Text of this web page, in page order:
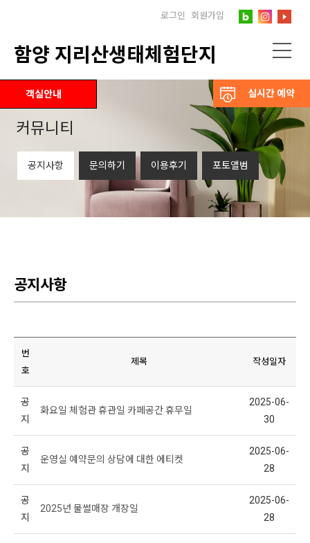
실시간 예약
객실안내
로그인 회원가입
함양 지리산생태체험단지
커뮤니티
공지사항 문의하기 이용후기 포토앨범
공지사항
번
호
제목 작성일자
공
지
화요일 체험관 휴관일 카페공간 휴무일
2025-06-
30
공
지
운영실 예약문의 상담에 대한 에티켓
2025-06-
28
공
지
2025년 물썰매장 개장일
2025-06-
28